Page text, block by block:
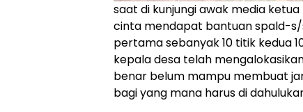
saat di kunjungi awak media
cinta mendapat bantuan spald-
pertama sebanyak 10 titik kedua
kepala desa telah
benar belum mampu membuat
bagi yang mana harus di